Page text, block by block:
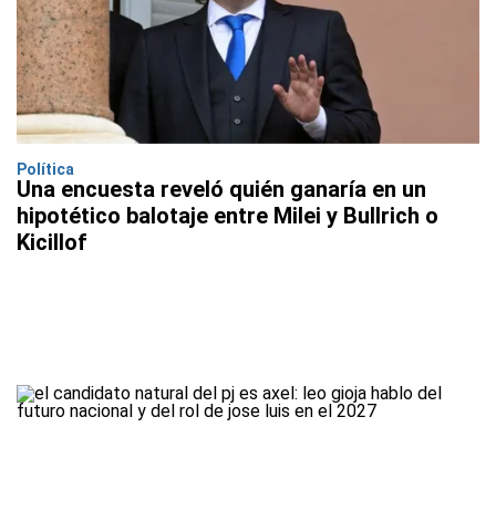
Política
Una encuesta reveló quién ganaría en un
hipotético balotaje entre Milei y Bullrich o
Kicillof